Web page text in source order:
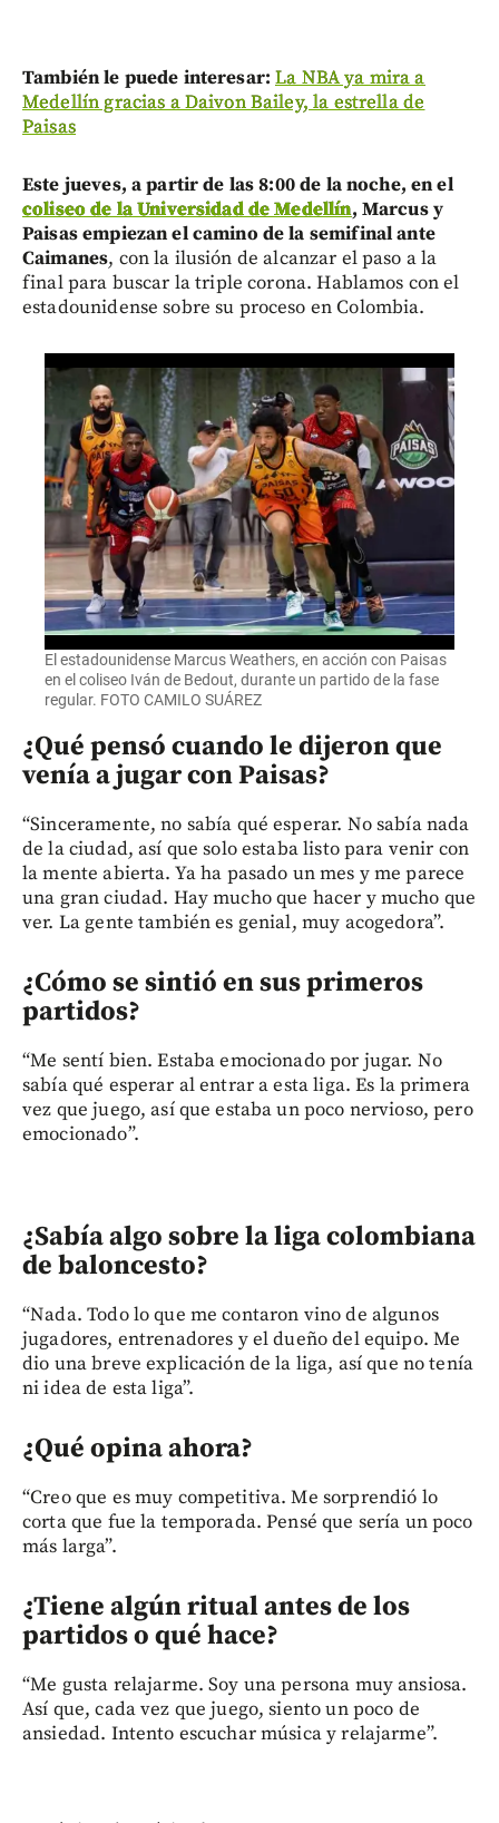
También le puede interesar:La NBA ya mira a
Medellín gracias a Daivon Bailey, la estrella de
Paisas
Este jueves, a partir de las 8:00 de la noche, en el
coliseo de la Universidad de Medellín, Marcus y
Paisas empiezan el camino de la semifinal ante
Caimanes, con la ilusión de alcanzar el paso a la
final para buscar la triple corona. Hablamos con el
estadounidense sobre su proceso en Colombia.
El estadounidense Marcus Weathers, en acción con Paisas
en el coliseo Iván de Bedout, durante un partido de la fase
regular. FOTO CAMILO SUÁREZ
¿Qué pensó cuando le dijeron que
venía a jugar con Paisas?
“Sinceramente, no sabía qué esperar. No sabía nada
de la ciudad, así que solo estaba listo para venir con
la mente abierta. Ya ha pasado un mes y me parece
una gran ciudad. Hay mucho que hacer y mucho que
ver. La gente también es genial, muy acogedora”.
¿Cómo se sintió en sus primeros
partidos?
“Me sentí bien. Estaba emocionado por jugar. No
sabía qué esperar al entrar a esta liga. Es la primera
vez que juego, así que estaba un poco nervioso, pero
emocionado”.
¿Sabía algo sobre la liga colombiana
de baloncesto?
“Nada. Todo lo que me contaron vino de algunos
jugadores, entrenadores y el dueño del equipo. Me
dio una breve explicación de la liga, así que no tenía
ni idea de esta liga”.
¿Qué opina ahora?
“Creo que es muy competitiva. Me sorprendió lo
corta que fue la temporada. Pensé que sería un poco
más larga”.
¿Tiene algún ritual antes de los
partidos o qué hace?
“Me gusta relajarme. Soy una persona muy ansiosa.
Así que, cada vez que juego, siento un poco de
ansiedad. Intento escuchar música y relajarme”.